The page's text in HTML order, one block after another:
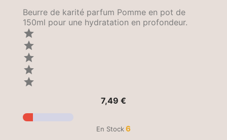
Beurre de karité parfum Pomme en pot de
150ml pour une hydratation en profondeur.





7,49 €
En Stock 6